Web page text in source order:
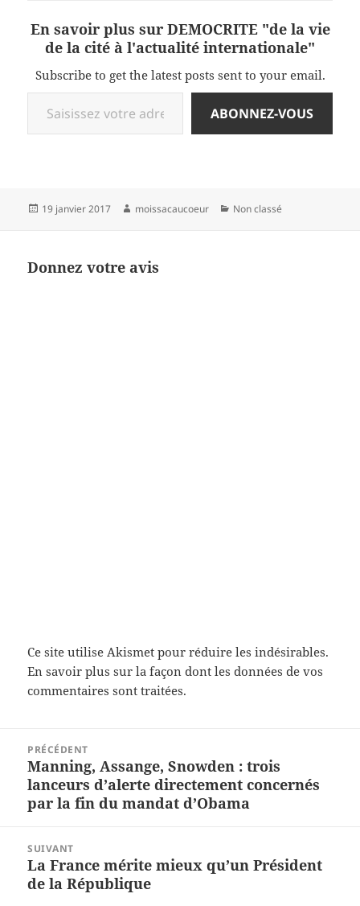
En savoir plus sur DEMOCRITE "de la vie
de la cité à l'actualité internationale"
Subscribe to get the latest posts sent to your email.
Saisissez votre adresse e-mail…
ABONNEZ-VOUS
Publié
19 janvier 2017 Auteur
moissacaucoeur Catégories
Non classé
Donnez votre avis
Ce site utilise Akismet pour réduire les indésirables.
En savoir plus sur la façon dont les données de vos
commentaires sont traitées.
l’article
PRÉCÉDENT
Article
précédent :
Manning, Assange, Snowden : trois
lanceurs d’alerte directement concernés
par la fin du mandat d’Obama
SUIVANT
Article
suivant :
La France mérite mieux qu’un Président
de la République